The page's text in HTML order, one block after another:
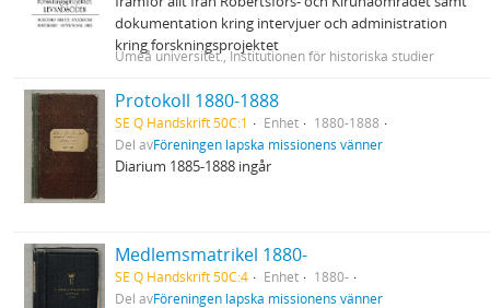
dokumentation kring intervjuer och administration
kring forskningsprojektet
Umeå universitet., Institutionen för historiska studier
Protokoll 1880-1888
SE Q Handskrift 50C:1 Enhet
1880-1888
Del avFöreningen lapska missionens vänner
Diarium 1885-1888 ingår
Medlemsmatrikel 1880-
SE Q Handskrift 50C:4 Enhet
1880-
Del avFöreningen lapska missionens vänner